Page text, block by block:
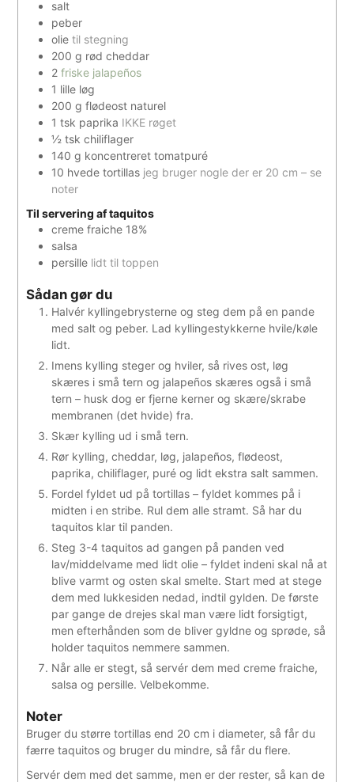
salt
peber
olie til stegning
200 g rød cheddar
2 friske jalapeños
1 lille løg
200 g flødeost naturel
1 tsk paprika IKKE røget
½ tsk chiliflager
140 g koncentreret tomatpuré
10 hvede tortillas jeg bruger nogle der er 20 cm – se
noter
Til servering af taquitos
creme fraiche 18%
salsa
persille lidt til toppen
Sådan gør du
Halvér kyllingebrysterne og steg dem på en pande
med salt og peber. Lad kyllingestykkerne hvile/køle
lidt.
Imens kylling steger og hviler, så rives ost, løg
skæres i små tern og jalapeños skæres også i små
tern – husk dog er fjerne kerner og skære/skrabe
membranen (det hvide) fra.
Skær kylling ud i små tern.
Rør kylling, cheddar, løg, jalapeños, flødeost,
paprika, chiliflager, puré og lidt ekstra salt sammen.
Fordel fyldet ud på tortillas – fyldet kommes på i
midten i en stribe. Rul dem alle stramt. Så har du
taquitos klar til panden.
Steg 3-4 taquitos ad gangen på panden ved
lav/middelvame med lidt olie – fyldet indeni skal nå at
blive varmt og osten skal smelte. Start med at stege
dem med lukkesiden nedad, indtil gylden. De første
par gange de drejes skal man være lidt forsigtigt,
men efterhånden som de bliver gyldne og sprøde, så
holder taquitos nemmere sammen.
Når alle er stegt, så servér dem med creme fraiche,
salsa og persille. Velbekomme.
Noter
Bruger du større tortillas end 20 cm i diameter, så får du
færre taquitos og bruger du mindre, så får du flere.
Servér dem med det samme, men er der rester, så kan de